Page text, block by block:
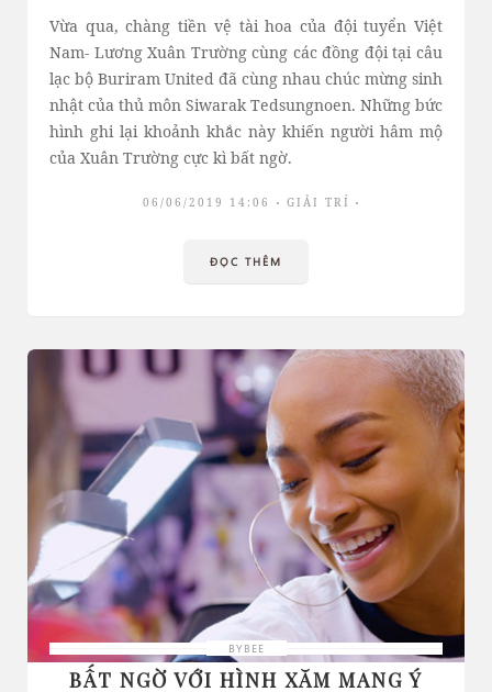
Vừa qua, chàng tiền vệ tài hoa của đội tuyển Việt
Nam- Lương Xuân Trường cùng các đồng đội tại câu
lạc bộ Buriram United đã cùng nhau chúc mừng sinh
nhật của thủ môn Siwarak Tedsungnoen. Những bức
hình ghi lại khoảnh khắc này khiến người hâm mộ
của Xuân Trường cực kì bất ngờ.
06/06/2019 14:06 GIẢI TRÍ
ĐỌC THÊM
BYBEE
BẤT NGỜ VỚI HÌNH XĂM MANG Ý